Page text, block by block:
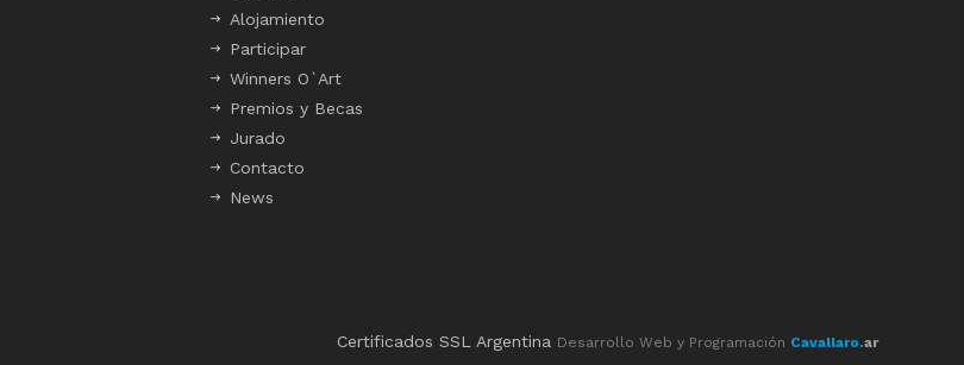
Alojamiento
Participar
Winners O`Art
Premios y Becas
Jurado
Contacto
News
Certificados SSL Argentina Desarrollo Web y Programación Cavallaro.ar